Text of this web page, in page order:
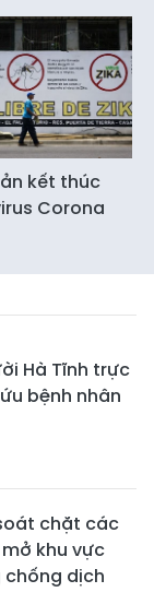
kết thúc
Corona
Hà Tĩnh trực
bệnh nhân
chặt các
khu vực
chống dịch